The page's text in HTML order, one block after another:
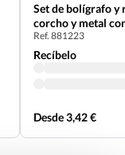
Set de bolígrafo y
corcho y metal
Ref. 881223
Recíbelo
Desde 3,42 €